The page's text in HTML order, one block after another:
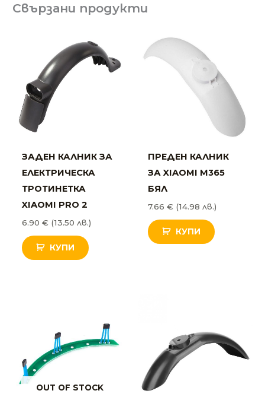
Свързани продукти
ЗАДЕН КАЛНИК ЗА
ЕЛЕКТРИЧЕСКА
ТРОТИНЕТКА
XIAOMI PRO 2
6.90€ (13.50 лв.)
КУПИ
ПРЕДЕН КАЛНИК
ЗА XIAOMI M365
БЯЛ
7.66€ (14.98 лв.)
КУПИ
OUT OF STOCK